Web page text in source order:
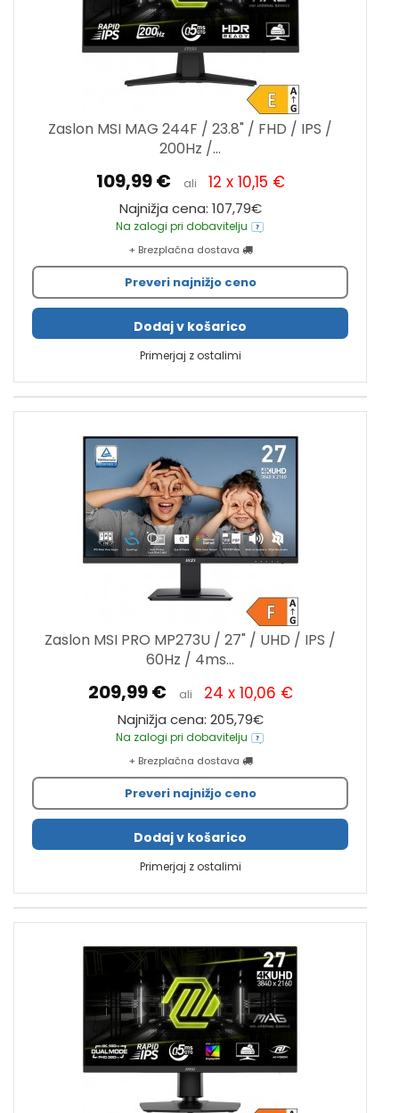
Zaslon MSI MAG 244F / 23.8" / FHD / IPS /
200Hz /...
109,99 € ali 12 x 10,15 €
Najnižja cena: 107,79€
Na zalogi pri dobavitelju
+ Brezplačna dostava
Preveri najnižjo ceno
Dodaj v košarico
Primerjaj z ostalimi
Zaslon MSI PRO MP273U / 27" / UHD / IPS /
60Hz / 4ms...
209,99 € ali 24 x 10,06 €
Najnižja cena: 205,79€
Na zalogi pri dobavitelju
+ Brezplačna dostava
Preveri najnižjo ceno
Dodaj v košarico
Primerjaj z ostalimi